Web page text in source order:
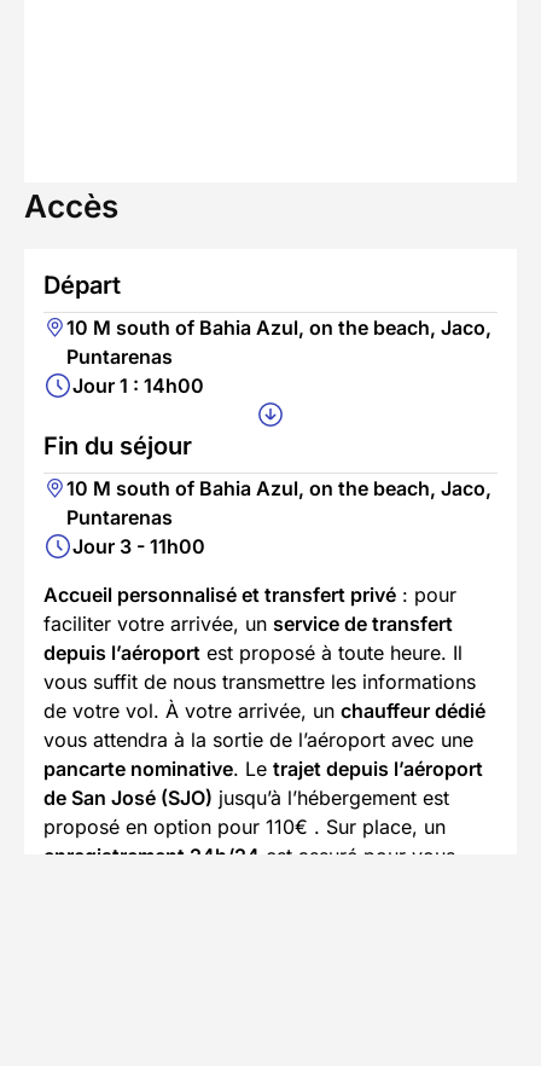
Accès
Départ
10 M south of Bahia Azul, on the beach, Jaco,
Puntarenas
Jour 1 : 14h00
Fin du séjour
10 M south of Bahia Azul, on the beach, Jaco,
Puntarenas
Jour 3 - 11h00
Accueil personnalisé et transfert privé : pour
faciliter votre arrivée, un service de transfert
depuis l’aéroport est proposé à toute heure. Il
vous suffit de nous transmettre les informations
de votre vol. À votre arrivée, un chauffeur dédié
vous attendra à la sortie de l’aéroport avec une
pancarte nominative. Le trajet depuis l’aéroport
de San José (SJO) jusqu’à l’hébergement est
proposé en option pour 110€ . Sur place, un
enregistrement 24h/24 est assuré pour vous